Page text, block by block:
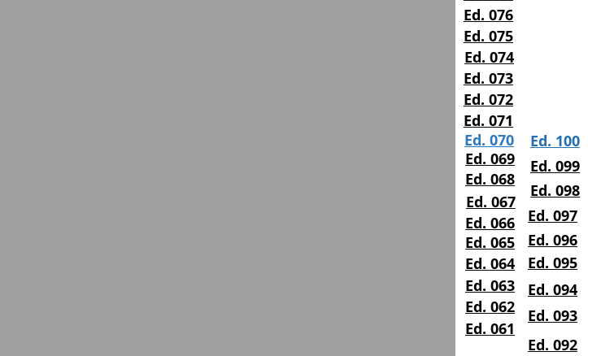
Ed. 070
Ed. 069
Ed. 068
Ed. 067
Ed. 066
Ed. 065
Ed. 064
Ed. 063
Ed. 062
Ed. 061
Ed. 076
Ed. 075
Ed. 074
Ed. 073
Ed. 072
Ed. 071
Ed. 094
Ed. 095
Ed. 096
Ed. 093
Ed. 092
Ed. 100
Ed. 099
Ed. 098
Ed. 097